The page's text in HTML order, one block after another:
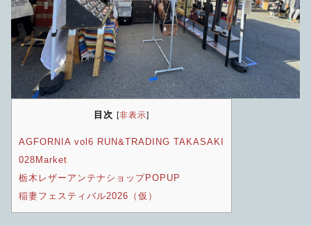
目次 [非表示]
AGFORNIA vol6 RUN&TRADING TAKASAKI
028Market
栃木レザーアンテナショップPOPUP
稲妻フェスティバル2026（仮）
限定品
メンテナンス
アパレル・ステッカー
その他
在庫あり セール